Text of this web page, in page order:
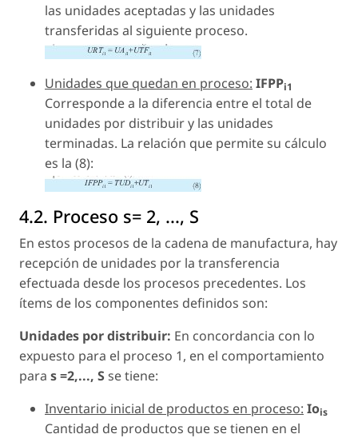
las unidades aceptadas y las unidades
transferidas al siguiente proceso.
Unidades que quedan en proceso: IFPPi1
Corresponde a la diferencia entre el total de
unidades por distribuir y las unidades
terminadas. La relación que permite su cálculo
es la (8):
4.2. Proceso s= 2, ..., S
En estos procesos de la cadena de manufactura, hay
recepción de unidades por la transferencia
efectuada desde los procesos precedentes. Los
ítems de los componentes definidos son:
Unidades por distribuir: En concordancia con lo
expuesto para el proceso 1, en el comportamiento
para s =2,..., Sse tiene:
Inventario inicial de productos en proceso: Iois
Cantidad de productos que se tienen en el